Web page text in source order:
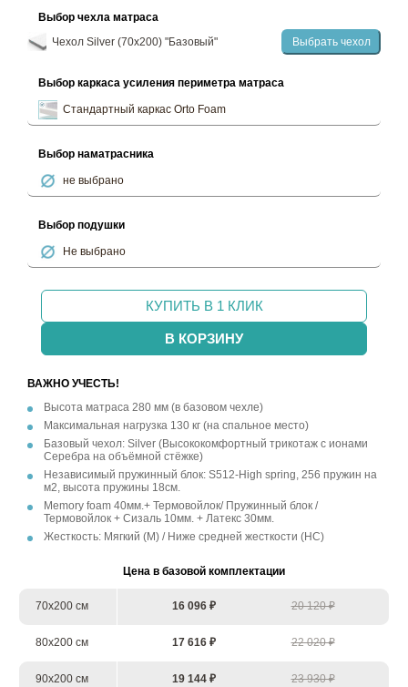
Выбор чехла матраса
Чехол Silver (70х200) "Базовый"
Выбрать чехол
Выбор каркаса усиления периметра матраса
Стандартный каркас Orto Foam
Выбор наматрасника
не выбрано
Выбор подушки
Не выбрано
КУПИТЬ В 1 КЛИК
В КОРЗИНУ
ВАЖНО УЧЕСТЬ!
Высота матраса 280 мм (в базовом чехле)
Максимальная нагрузка 130 кг (на спальное место)
Базовый чехол: Silver (Высококомфортный трикотаж с ионами
Серебра на объёмной стёжке)
Независимый пружинный блок: S512-High spring, 256 пружин на
м2, высота пружины 18см.
Memory foam 40мм.+ Термовойлок/ Пружинный блок /
Термовойлок + Сизаль 10мм. + Латекс 30мм.
Жесткость: Мягкий (М) / Ниже средней жесткости (НС)
Цена в базовой комплектации
70х200 см 16 096 ₽ 20 120 ₽
80х200 см 17 616 ₽ 22 020 ₽
90х200 см 19 144 ₽ 23 930 ₽